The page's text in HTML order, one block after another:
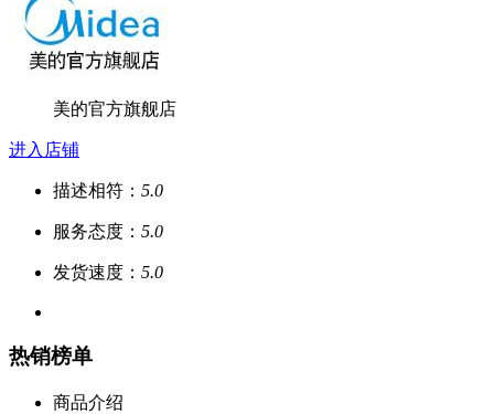
美的官方旗舰店
进入店铺
描述相符： 5.0
服务态度： 5.0
发货速度： 5.0
热销榜单
商品介绍